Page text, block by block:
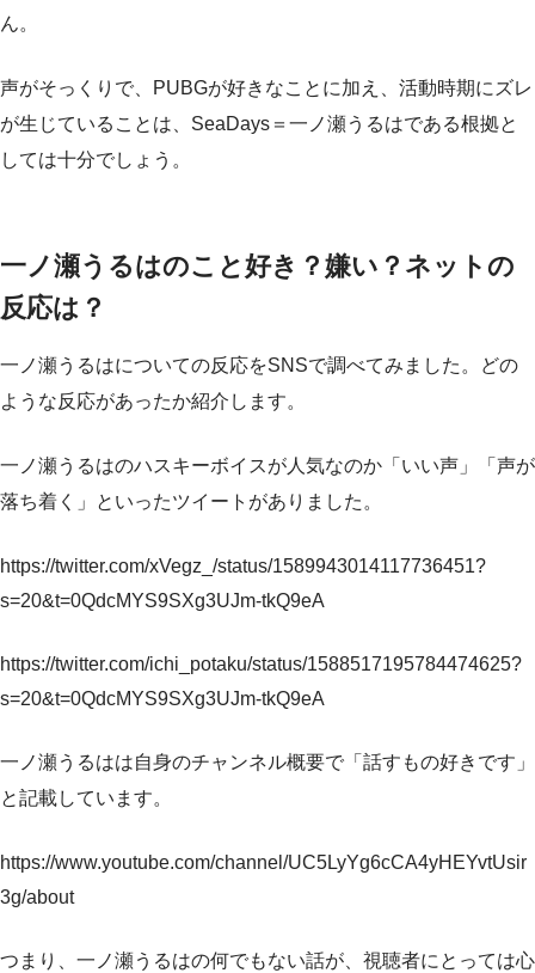
ん。
声がそっくりで、PUBGが好きなことに加え、活動時期にズレ
が生じていることは、SeaDays＝一ノ瀬うるはである根拠と
しては十分でしょう。
一ノ瀬うるはのこと好き？嫌い？ネットの
反応は？
一ノ瀬うるはについての反応をSNSで調べてみました。どの
ような反応があったか紹介します。
一ノ瀬うるはのハスキーボイスが人気なのか「いい声」「声が
落ち着く」といったツイートがありました。
https://twitter.com/xVegz_/status/1589943014117736451?
s=20&t=0QdcMYS9SXg3UJm-tkQ9eA
https://twitter.com/ichi_potaku/status/1588517195784474625?
s=20&t=0QdcMYS9SXg3UJm-tkQ9eA
一ノ瀬うるはは自身のチャンネル概要で「話すもの好きです」
と記載しています。
https://www.youtube.com/channel/UC5LyYg6cCA4yHEYvtUsir
3g/about
つまり、一ノ瀬うるはの何でもない話が、視聴者にとっては心